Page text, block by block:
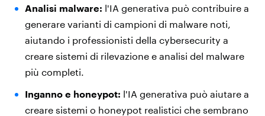
Analisi malware: l'IA generativa può contribuire a
generare varianti di campioni di malware noti,
aiutando i professionisti della cybersecurity a
creare sistemi di rilevazione e analisi del malware
più completi.
Inganno e honeypot: l'IA generativa può aiutare a
creare sistemi o honeypot realistici che sembrano